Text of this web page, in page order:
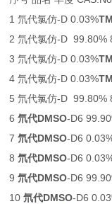
1 氘代氯仿-D 0.03%
2 氘代氯仿-D 99.80%
3 氘代氯仿-D 0.03%
4 氘代氯仿-D 0.03%
5 氘代氯仿-D 99.80%
6氘代DMSO-D6
7氘代DMSO-D6
8氘代DMSO-D6
9氘代DMSO-D6
10氘代DMSO-D6